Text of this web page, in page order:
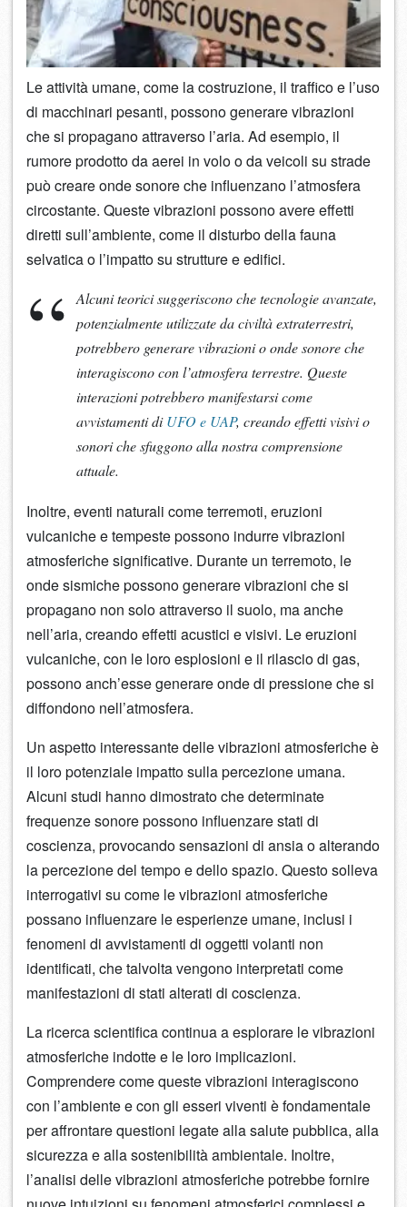
Le attività umane, come la costruzione, il traffico e l’uso
di macchinari pesanti, possono generare vibrazioni
che si propagano attraverso l’aria. Ad esempio, il
rumore prodotto da aerei in volo o da veicoli su strade
può creare onde sonore che influenzano l’atmosfera
circostante. Queste vibrazioni possono avere effetti
diretti sull’ambiente, come il disturbo della fauna
selvatica o l’impatto su strutture e edifici.
Alcuni teorici suggeriscono che tecnologie avanzate,
potenzialmente utilizzate da civiltà extraterrestri,
potrebbero generare vibrazioni o onde sonore che
interagiscono con l’atmosfera terrestre. Queste
interazioni potrebbero manifestarsi come
avvistamenti diUFO e UAP, creando effetti visivi o
sonori che sfuggono alla nostra comprensione
attuale.
Inoltre, eventi naturali come terremoti, eruzioni
vulcaniche e tempeste possono indurre vibrazioni
atmosferiche significative. Durante un terremoto, le
onde sismiche possono generare vibrazioni che si
propagano non solo attraverso il suolo, ma anche
nell’aria, creando effetti acustici e visivi. Le eruzioni
vulcaniche, con le loro esplosioni e il rilascio di gas,
possono anch’esse generare onde di pressione che si
diffondono nell’atmosfera.
Un aspetto interessante delle vibrazioni atmosferiche è
il loro potenziale impatto sulla percezione umana.
Alcuni studi hanno dimostrato che determinate
frequenze sonore possono influenzare stati di
coscienza, provocando sensazioni di ansia o alterando
la percezione del tempo e dello spazio. Questo solleva
interrogativi su come le vibrazioni atmosferiche
possano influenzare le esperienze umane, inclusi i
fenomeni di avvistamenti di oggetti volanti non
identificati, che talvolta vengono interpretati come
manifestazioni di stati alterati di coscienza.
La ricerca scientifica continua a esplorare le vibrazioni
atmosferiche indotte e le loro implicazioni.
Comprendere come queste vibrazioni interagiscono
con l’ambiente e con gli esseri viventi è fondamentale
per affrontare questioni legate alla salute pubblica, alla
sicurezza e alla sostenibilità ambientale. Inoltre,
l’analisi delle vibrazioni atmosferiche potrebbe fornire